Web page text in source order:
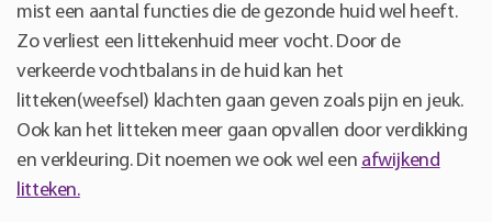
mist een aantal functies die de gezonde huid wel heeft.
Zo verliest een littekenhuid meer vocht. Door de
verkeerde vochtbalans in de huid kan het
litteken(weefsel) klachten gaan geven zoals pijn en jeuk.
Ook kan het litteken meer gaan opvallen door verdikking
en verkleuring. Dit noemen we ook wel een afwijkend
litteken.